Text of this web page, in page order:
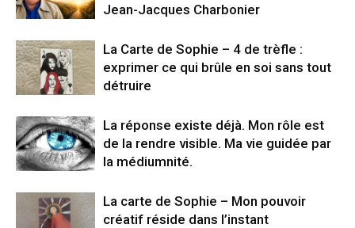
Jean-Jacques Charbonier
La Carte de Sophie – 4 de trèfle :
exprimer ce qui brûle en soi sans tout
détruire
La réponse existe déjà. Mon rôle est
de la rendre visible. Ma vie guidée par
la médiumnité.
La carte de Sophie – Mon pouvoir
créatif réside dans l’instant